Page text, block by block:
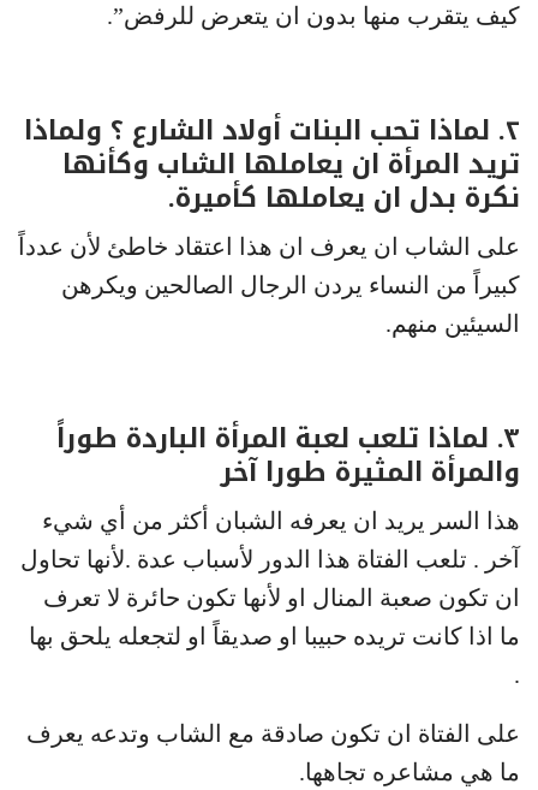
كيف يتقرب منها بدون ان يتعرض للرفض”.
٢. لماذا تحب البنات أولاد الشارع ؟ ولماذا
تريد المرأة ان يعاملها الشاب وكأنها
نكرة بدل ان يعاملها كأميرة.
على الشاب ان يعرف ان هذا اعتقاد خاطئ لأن عدداً
كبيراً من النساء يردن الرجال الصالحين ويكرهن
السيئين منهم.
٣. لماذا تلعب لعبة المرأة الباردة طوراً
والمرأة المثيرة طورا آخر
هذا السر يريد ان يعرفه الشبان أكثر من أي شيء
آخر . تلعب الفتاة هذا الدور لأسباب عدة .لأنها تحاول
ان تكون صعبة المنال او لأنها تكون حائرة لا تعرف
ما اذا كانت تريده حبيبا او صديقاً او لتجعله يلحق بها
.
على الفتاة ان تكون صادقة مع الشاب وتدعه يعرف
ما هي مشاعره تجاهها.